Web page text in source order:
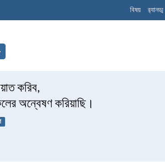
বিষয়
করিব,
অন্বেষণ করিয়াছি।